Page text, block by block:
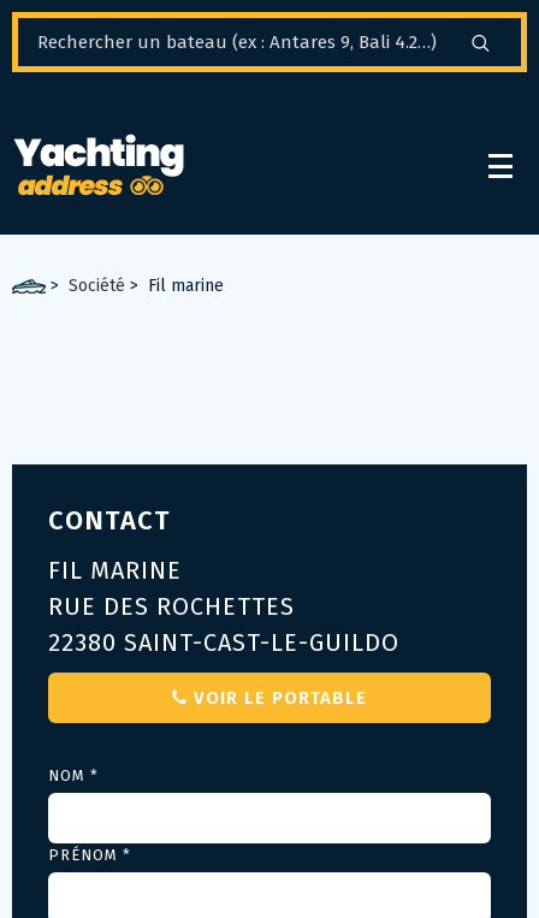
> Société > Fil marine
CONTACT
FIL MARINE
RUE DES ROCHETTES
22380 SAINT-CAST-LE-GUILDO
VOIR LE PORTABLE
NOM *
PRÉNOM *
Panneau de gestion des cookies